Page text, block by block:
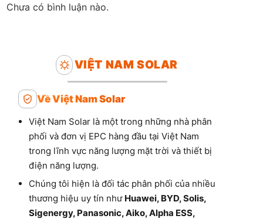
Chưa có bình luận nào.
VIỆT NAM SOLAR
Về Việt Nam Solar
Việt Nam Solar là một trong những nhà phân
phối và đơn vị EPC hàng đầu tại Việt Nam
trong lĩnh vực năng lượng mặt trời và thiết bị
điện năng lượng.
Chúng tôi hiện là đối tác phân phối của nhiều
thương hiệu uy tín như Huawei, BYD, Solis,
Sigenergy, Panasonic, Aiko, Alpha ESS,